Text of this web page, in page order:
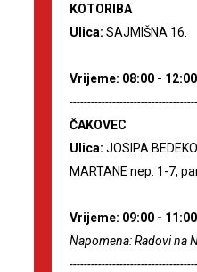
KOTORIBA
Ulica: SAJMIŠNA 16.
Vrijeme: 08:00 - 12:00
ČAKOVEC
Ulica: JOSIPA
MARTANE nep. 1-7,
Vrijeme: 09:00 - 11:00
Napomena: Radovi na